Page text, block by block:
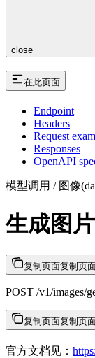
close
在此页面
Endpoint
Headers
Request
Responses
OpenAPI
模型调用 / 图像
生成图片
复制页面复制页
POST /v1/images/
复制页面复制页
官方文档见：